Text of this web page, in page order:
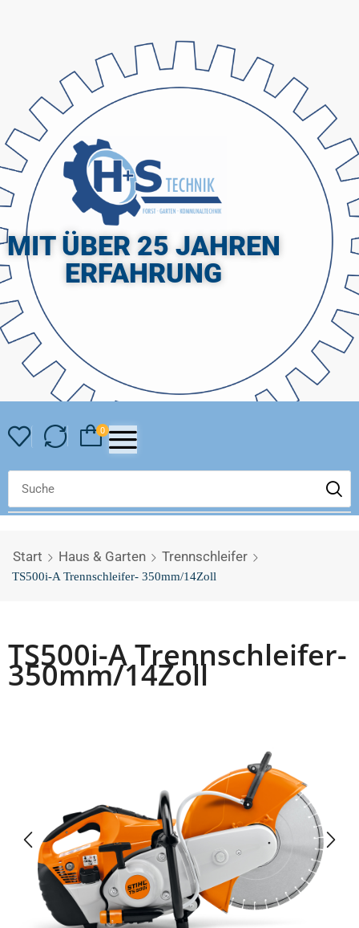
MIT ÜBER 25 JAHREN
ERFAHRUNG
0
Start Haus & Garten Trennschleifer
TS500i-A Trennschleifer- 350mm/14Zoll
TS500i-A Trennschleifer-
350mm/14Zoll